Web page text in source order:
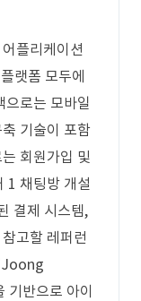
플리케이션
랫폼 모두에
으로는 모바일
기술이 포함
회원가입 및
1 채팅방 개설
결제 시스템,
고할 레퍼런
반으로 아이